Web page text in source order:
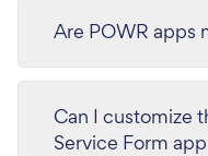
Are POWR apps
Can I customize
Service Form